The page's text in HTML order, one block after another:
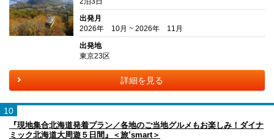
出発月
2026年 10月 ~ 2026年 11月
出発地
東京23区
詳細を見る
10
『現地集合北海道発着プラン／各地のご当地グルメもお楽しみ！ダイナ
ミック北海道大周遊５日間』＜旅’smart＞